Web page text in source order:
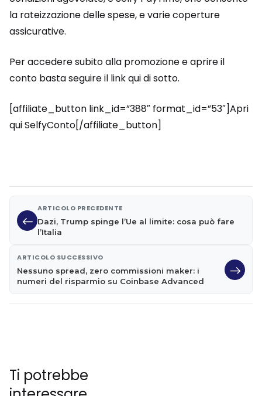
la rateizzazione delle spese, e varie coperture
assicurative.
Per accedere subito alla promozione e aprire il
conto basta seguire il link qui di sotto.
[affiliate_button link_id=”388″ format_id=”53″]Apri
qui SelfyConto[/affiliate_button]
ARTICOLO PRECEDENTE
Dazi, Trump spinge l’Ue al limite: cosa può fare
l’Italia
ARTICOLO SUCCESSIVO
Nessuno spread, zero commissioni maker: i
numeri del risparmio su Coinbase Advanced
Ti potrebbe